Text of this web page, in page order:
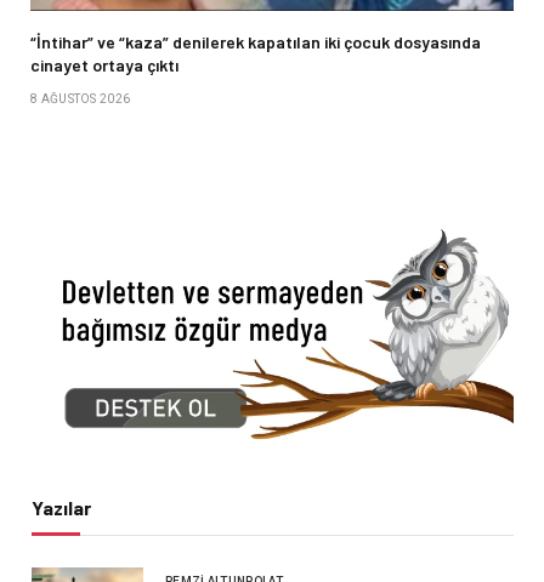
“İntihar” ve “kaza” denilerek kapatılan iki çocuk dosyasında
cinayet ortaya çıktı
8 AĞUSTOS 2026
Yazılar